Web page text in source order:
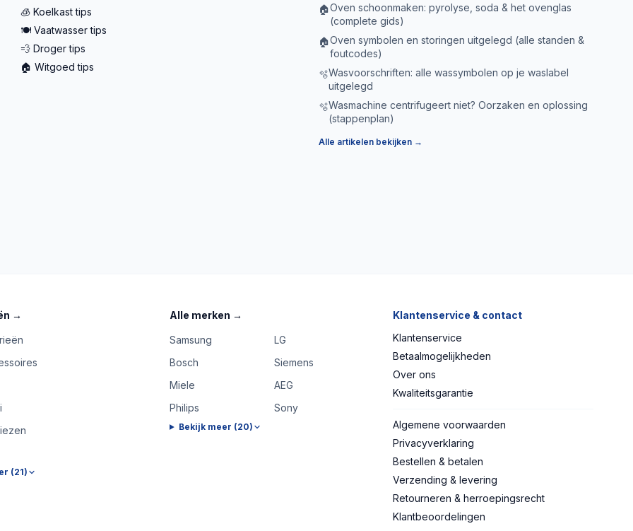
🧊 Koelkast tips
🍽️ Vaatwasser tips
💨 Droger tips
🏠 Witgoed tips
🏠Oven schoonmaken: pyrolyse, soda & het ovenglas
(complete gids)
🏠Oven symbolen en storingen uitgelegd (alle standen &
foutcodes)
🫧Wasvoorschriften: alle wassymbolen op je waslabel
uitgelegd
🫧Wasmachine centrifugeert niet? Oorzaken en oplossing
(stappenplan)
Alle artikelen bekijken →
→
(21)
Alle merken →
Samsung
LG
Bosch
Siemens
Miele
AEG
Philips
Sony
Bekijk meer (20)
Klantenservice & contact
Klantenservice
Betaalmogelijkheden
Over ons
Kwaliteitsgarantie
Algemene voorwaarden
Privacyverklaring
Bestellen & betalen
Verzending & levering
Retourneren & herroepingsrecht
Klantbeoordelingen